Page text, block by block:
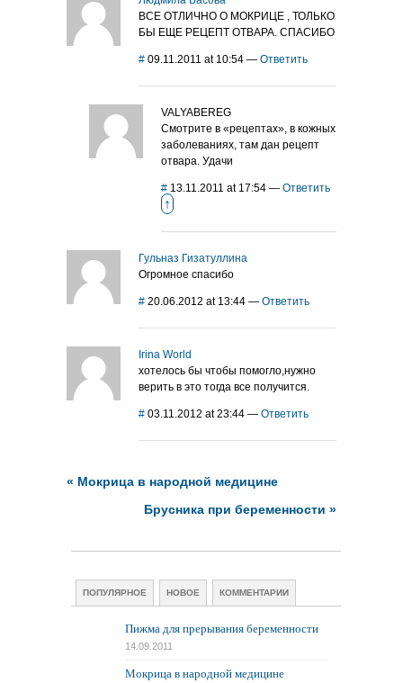
ВСЕ ОТЛИЧНО О МОКРИЦЕ , ТОЛЬКО
БЫ ЕЩЕ РЕЦЕПТ ОТВАРА. СПАСИБО
# 09.11.2011 at 10:54 — Ответить
VALYABEREG
Смотрите в «рецептах», в кожных
заболеваниях, там дан рецепт
отвара. Удачи
# 13.11.2011 at 17:54 — Ответить
↑
Гульназ Гизатуллина
Огромное спасибо
# 20.06.2012 at 13:44 — Ответить
Irina World
хотелось бы чтобы помогло,нужно
верить в это тогда все получится.
# 03.11.2012 at 23:44 — Ответить
« Мокрица в народной медицине
Брусника при беременности »
ПОПУЛЯРНОЕ НОВОЕ КОММЕНТАРИИ
Пижма для прерывания беременности
14.09.2011
Мокрица в народной медицине